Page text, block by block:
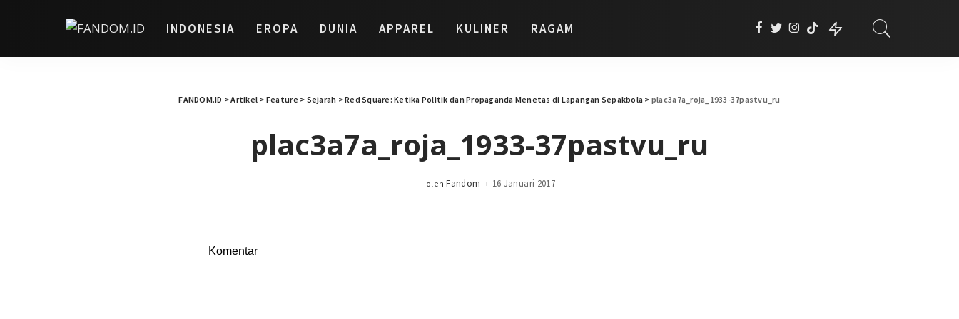
INDONESIA EROPA DUNIA APPAREL KULINER RAGAM
FANDOM.ID >Artikel > Feature > Sejarah >Red Square: Ketika Politik dan Propaganda Menetas di Lapangan Sepakbola > plac3a7a_roja_1933-37pastvu_ru
plac3a7a_roja_1933-37pastvu_ru
Posted
oleh Fandom 16 Januari 2017
Komentar